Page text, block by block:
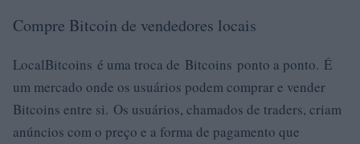
Compre Bitcoin de vendedores locais
LocalBitcoins é uma troca de Bitcoins ponto a ponto. É
um mercado onde os usuários podem comprar e vender
Bitcoins entre si. Os usuários, chamados de traders, criam
anúncios com o preço e a forma de pagamento que